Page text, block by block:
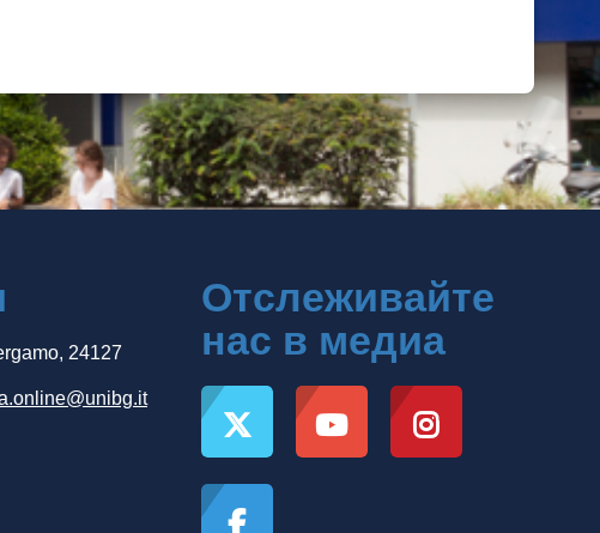
24127
Отслеживайте
нас в медиа